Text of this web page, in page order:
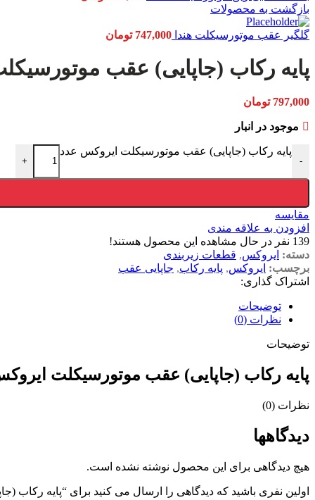
بازگشت به محصولات
گلگیر عقب موتورسیکلت هندا 747,000 تومان
پایه رکاب (جاپایی) عقب
797,000 تومان
موجود در انبار
-
پایه رکاب (جاپایی) عقب موتورسیکلت ایروکس عدد
+
مقایسه
افزودن به علاقه مندی
139 نفر در حال مشاهده این محصول هستند!
دسته: ایروکس, قطعات زیربندی
برچسب: ایروکس, پایه رکاب, جاپایی عقب
اشتراک گذاری:
توضیحات
نظرات (0)
توضیحات
پایه رکاب (جاپایی) عقب موتورسیکلت
نظرات (0)
دیدگاهها
هیچ دیدگاهی برای این محصول نوشته نشده است.
اولین نفری باشید که دیدگاهی را ارسال می کنید برای “پایه رکاب